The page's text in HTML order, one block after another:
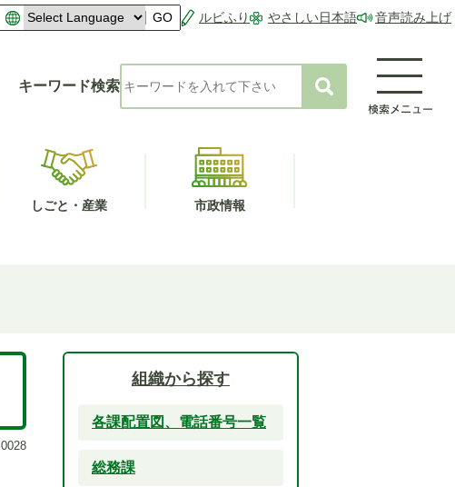
GO ルビふり やさしい日本語 音声読み上げ
キーワード検索
しごと・産業 市政情報
0028
組織から探す
各課配置図、電話番号一覧
総務課